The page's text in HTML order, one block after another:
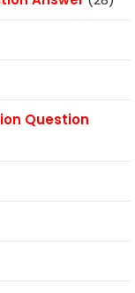
Question